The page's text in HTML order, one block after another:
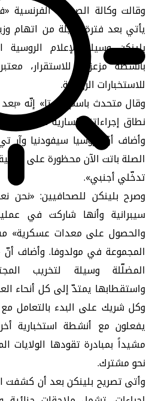
وقالت وكالة الصحافة
يأتي بعد فترة قليلة من اتهام
بلينكن وسيلة الإعلام الروسية
بأنشطة مزعزعة للاستقرار،
للاستخبارات الروسية.
وقال متحدث باسم «ميتا» إنّه
نطاق إجراءاتنا السارية ضدّ وسائل
وأضاف أنّ «روسيا سيفودنيا وآر
الصلة باتت الآن محظورة على
تدخّلي أجنبي».
وصرح بلينكن للصحافيين: «نحن
سيبرانية وأنها شاركت في
والحصول على معدات عسكرية»
المجموعة في مولدوفا. وأضاف أنّ
المضلّلة وسيلة لتخريب
واستقطابها يمتدّ إلى كل أنحاء
وكل شريك على البدء بالتعامل
يفعلون مع أنشطة استخبارية
مشيداً بمبادرة تقودها الولايات
نحو مشترك.
وأتى تصريح بلينكن بعد أن كشفت